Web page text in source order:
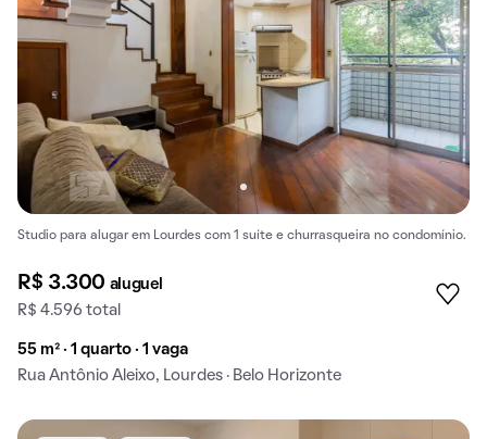
Studio para alugar em Lourdes com 1 suíte e churrasqueira no condomínio.
R$ 3.300 aluguel
R$ 4.596 total
55 m² · 1 quarto · 1 vaga
Rua Antônio Aleixo, Lourdes · Belo Horizonte